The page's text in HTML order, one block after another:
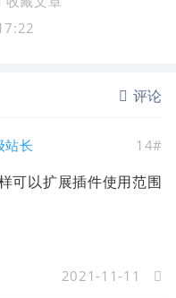
评论
站长 14#
可以扩展插件使用范围
2021-11-11